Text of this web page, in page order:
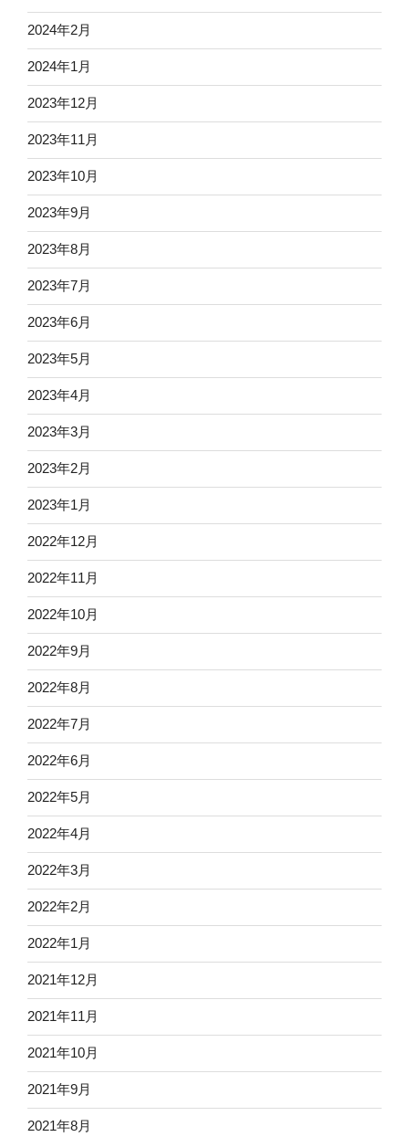
2024年2月
2024年1月
2023年12月
2023年11月
2023年10月
2023年9月
2023年8月
2023年7月
2023年6月
2023年5月
2023年4月
2023年3月
2023年2月
2023年1月
2022年12月
2022年11月
2022年10月
2022年9月
2022年8月
2022年7月
2022年6月
2022年5月
2022年4月
2022年3月
2022年2月
2022年1月
2021年12月
2021年11月
2021年10月
2021年9月
2021年8月